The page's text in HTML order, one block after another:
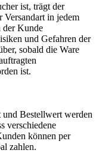
ist, trägt der
Versandart in jedem
der Kunde
und Gefahren der
sobald die Ware
ist.
Bestellwert werden
verschiedene
können per
zahlen.